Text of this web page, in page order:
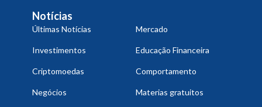
Notícias
Últimas Notícias Mercado
Investimentos Educação Financeira
Criptomoedas Comportamento
Negócios Materias gratuitos